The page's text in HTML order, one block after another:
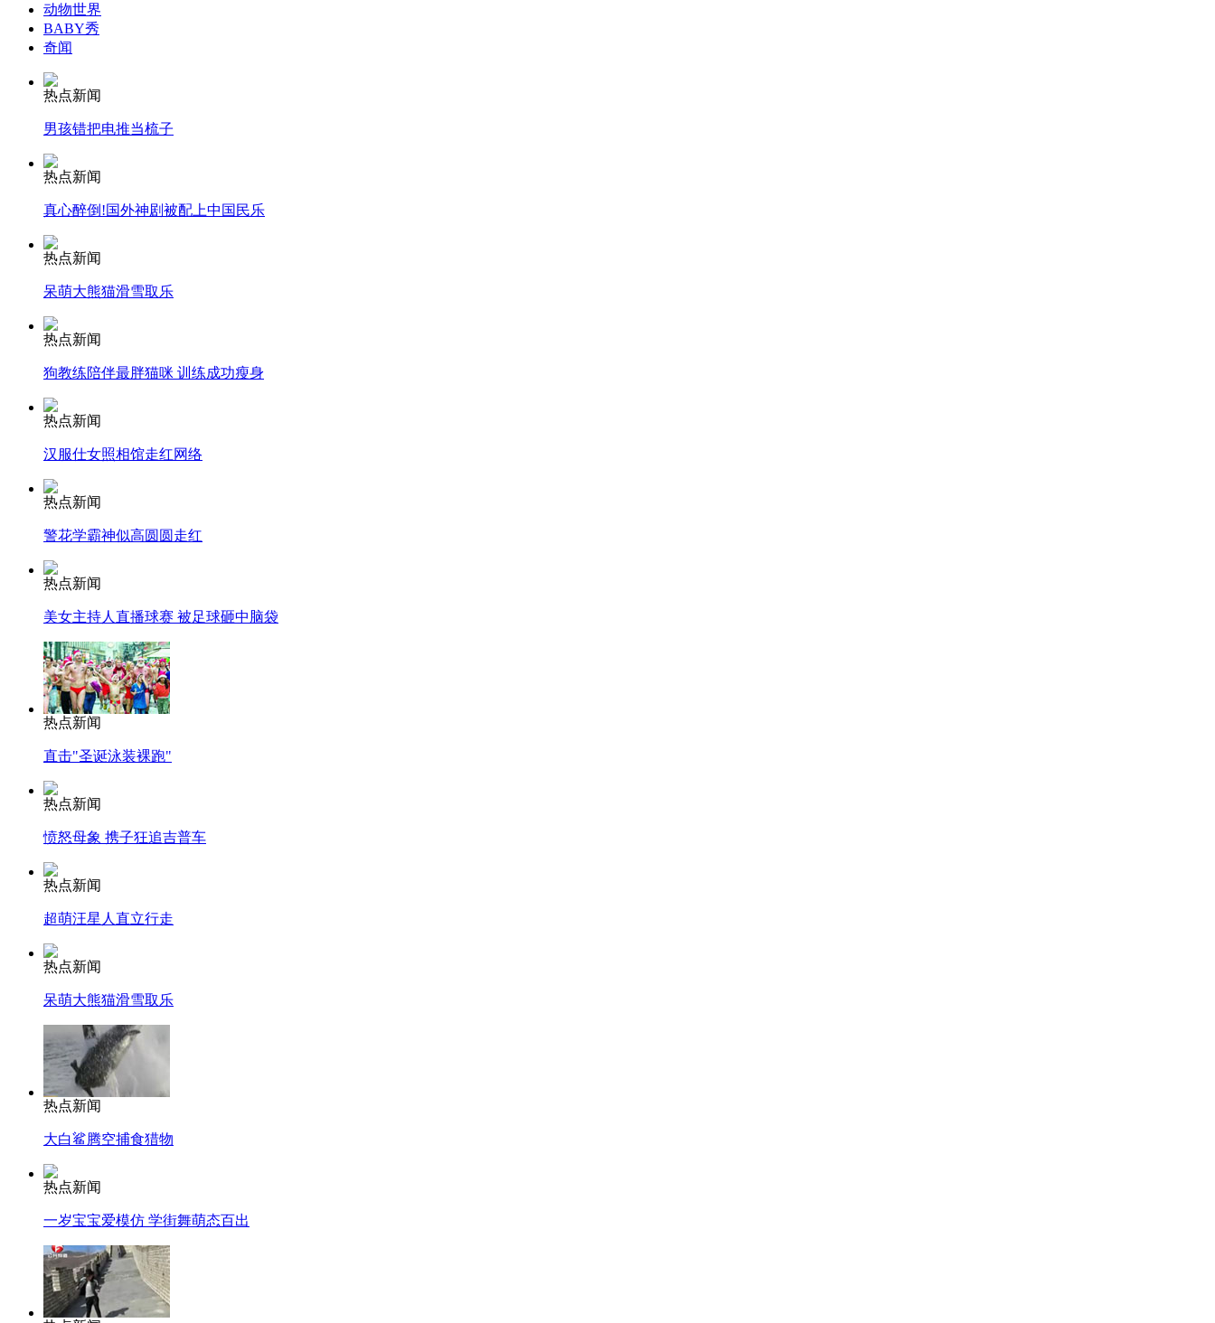
安徽一实载49人客车翻车
走！跟着总书记去植树
消防员救轻生者
纽约上演“枕头大战”
司机酒驾遇交警 急速倒车逃窜
动物世界
BABY秀
奇闻
热点新闻
男孩错把电推当梳子
热点新闻
真心醉倒!国外神剧被配上中国民乐
热点新闻
呆萌大熊猫滑雪取乐
热点新闻
狗教练陪伴最胖猫咪 训练成功瘦身
热点新闻
汉服仕女照相馆走红网络
热点新闻
警花学霸神似高圆圆走红
热点新闻
美女主持人直播球赛 被足球砸中脑袋
热点新闻
直击"圣诞泳装裸跑"
热点新闻
愤怒母象 携子狂追吉普车
热点新闻
超萌汪星人直立行走
热点新闻
呆萌大熊猫滑雪取乐
热点新闻
大白鲨腾空捕食猎物
热点新闻
一岁宝宝爱模仿 学街舞萌态百出